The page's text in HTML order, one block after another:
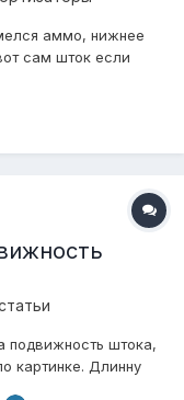
аммо, нижнее
сам шток если
вытекло немного
шток уже хоть и
подвижность штока,
картинке. Длинну